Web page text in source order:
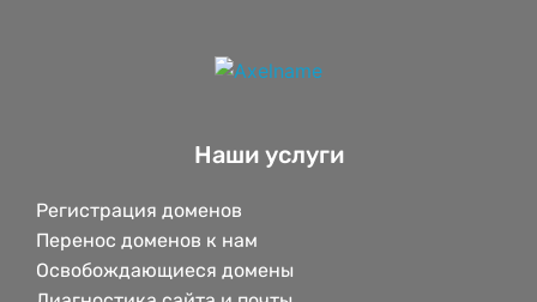
Наши услуги
Регистрация доменов
Перенос доменов к нам
Освобождающиеся домены